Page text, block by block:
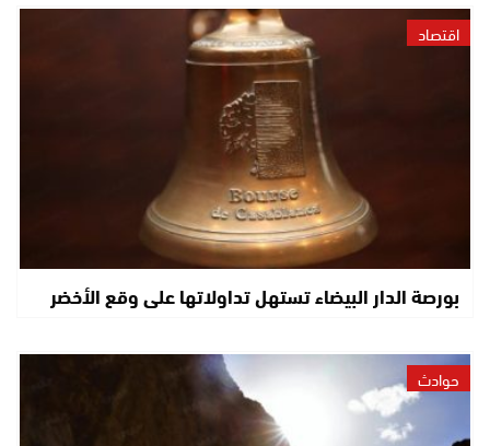
اقتصاد
بورصة الدار البيضاء تستهل تداولاتها على وقع الأخضر
حوادث